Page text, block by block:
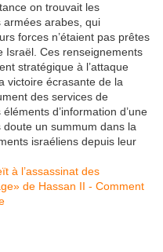
on trouvait les
armées arabes, qui
forces n’étaient pas prêtes
Israël. Ces renseignements
stratégique à l’attaque
victoire écrasante de la
des services de
d’information d’une
un summum dans la
israéliens depuis leur
à l’assassinat des
de Hassan II - Comment